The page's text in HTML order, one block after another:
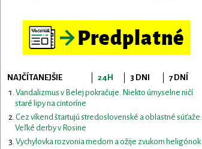
NAJČÍTANEJŠIE 24H 3 DNI
7 DNÍ
Vandalizmus v Belej pokračuje. Niekto úmyselne ničí
staré lipy na cintoríne
Cez víkend štartujú stredoslovenské a oblastné súťaže:
Veľké derby v Rosine
Vychylovka rozvonia medom a ožije zvukom heligónok